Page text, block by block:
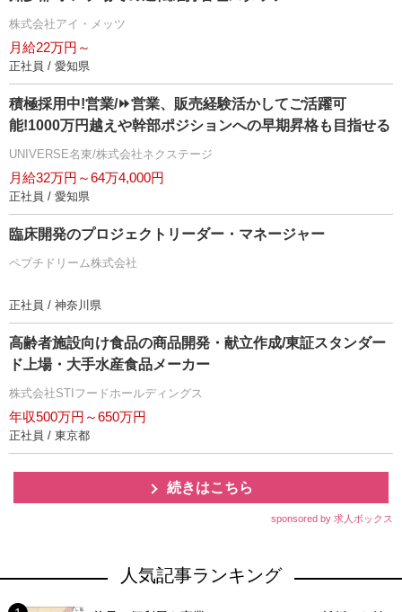
株式会社アイ・メッツ
月給22万円～
正社員 / 愛知県
積極採用中!営業/⏩️営業、販売経験活かしてご活躍可
能!1000万円越えや幹部ポジションへの早期昇格も目指せる
UNIVERSE名東/株式会社ネクステージ
月給32万円～64万4,000円
正社員 / 愛知県
臨床開発のプロジェクトリーダー・マネージャー
ペプチドリーム株式会社
正社員 / 神奈川県
高齢者施設向け食品の商品開発・献立作成/東証スタンダー
ド上場・大手水産食品メーカー
株式会社STIフードホールディングス
年収500万円～650万円
正社員 / 東京都
続きはこちら
sponsored by 求人ボックス
人気記事ランキング